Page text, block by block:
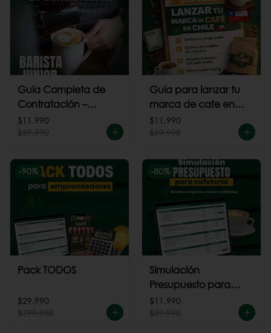
Guía Completa de
Contratación –
Barista Junior
$11.990
$59.990
Guía para lanzar tu
marca de cafe en
Chile
$11.990
$59.990
-90%
Pack TODOS
$29.990
$299.950
-80%
Simulación
Presupuesto para
cafeteria
$11.990
$59.990